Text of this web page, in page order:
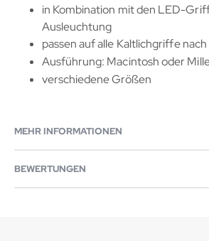
in Kombination mit den LED-
Ausleuchtung
passen auf alle Kaltlichgriffe
Ausführung: Macintosh oder
verschiedene Größen
MEHR INFORMATIONEN
BEWERTUNGEN